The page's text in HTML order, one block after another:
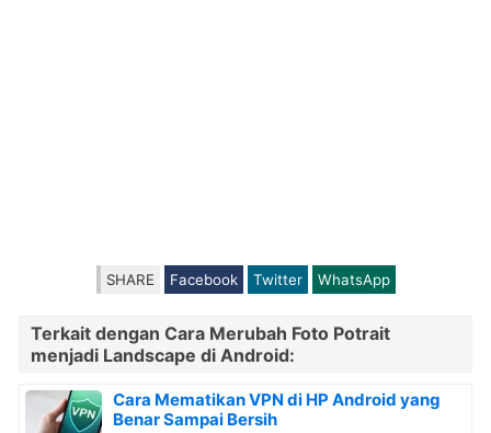
SHARE Facebook Twitter WhatsApp
Terkait dengan Cara Merubah Foto Potrait
menjadi Landscape di Android:
Cara Mematikan VPN di HP Android yang
Benar Sampai Bersih